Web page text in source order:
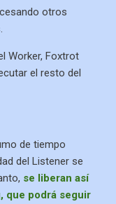
otros
Worker, Foxtrot
el resto del
de tiempo
del Listener se
se liberan así
que podrá seguir